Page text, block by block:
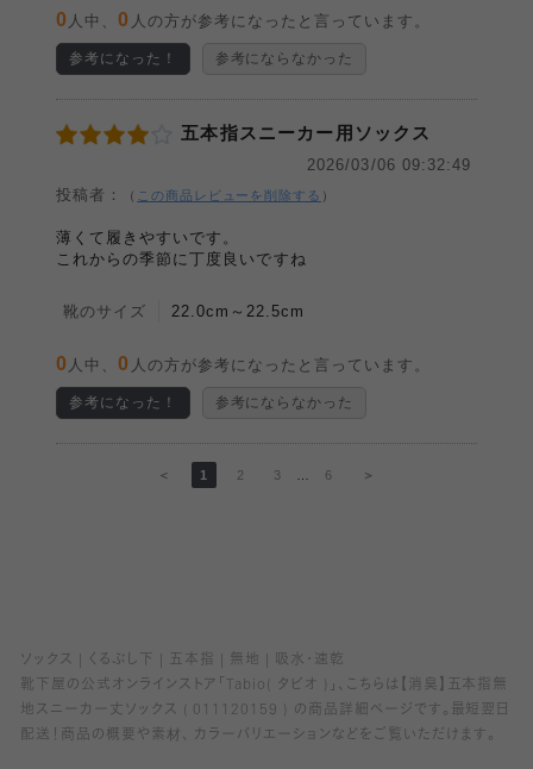
0 人中、0 人の方が参考になったと言っています。
参考になった！ 参考にならなかった
五本指スニーカー用ソックス
2026/03/06 09:32:49
投稿者：
（ この商品レビューを削除する ）
薄くて履きやすいです。
これからの季節に丁度良いですね
靴のサイズ 22.0cm～22.5cm
0 人中、0 人の方が参考になったと言っています。
参考になった！ 参考にならなかった
＜ 1 2 3 6 ＞
ソックス くるぶし下 五本指 無地
吸水・速乾
靴下屋の公式オンラインストア「Tabio( タビオ )」、こちらは【消臭】五本指無
地スニーカー丈ソックス ( 011120159 ) の商品詳細ページです。最短翌日
配送！商品の概要や素材、 カラーバリエーションなどをご覧いただけます。